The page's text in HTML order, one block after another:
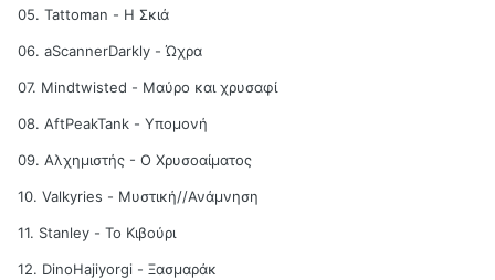
05. Tattoman - Η Σκιά
06. aScannerDarkly - Ώχρα
07. Mindtwisted - Μαύρο και χρυσαφί
08. AftPeakTank - Υπομονή
09. Αλχημιστής - Ο Χρυσοαίματος
10. Valkyries - Μυστική//Ανάμνηση
11. Stanley - Το Κιβούρι
12. DinoHajiyorgi - Ξασμαράκ